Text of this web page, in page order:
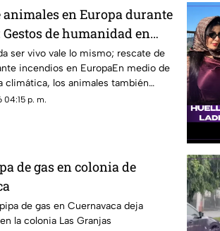
animales en Europa durante
de humanidad en
emergencia climática
ser vivo vale lo mismo; rescate de
incendios en EuropaEn medio de
climática, los animales también
04:15 p. m.
de gas en colonia de
de gas en Cuernavaca deja
la colonia Las Granjas